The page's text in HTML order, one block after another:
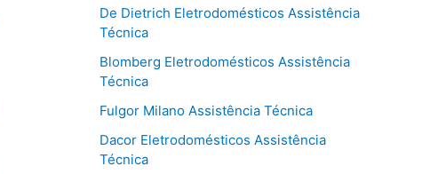
De Dietrich Eletrodomésticos Assistência
Técnica
Blomberg Eletrodomésticos Assistência
Técnica
Fulgor Milano Assistência Técnica
Dacor Eletrodomésticos Assistência
Técnica